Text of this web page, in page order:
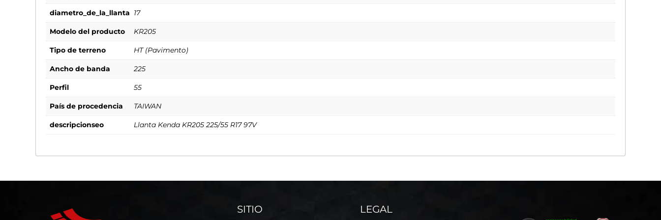
diametro_de_la_llanta 17
Modelo del producto KR205
Tipo de terreno HT (Pavimento)
Ancho de banda 225
Perfil 55
País de procedencia TAIWAN
descripcionseo Llanta Kenda KR205 225/55 R17 97V
SITIO LEGAL